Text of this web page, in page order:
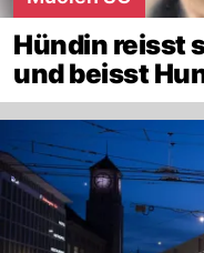
Hündin reisst
und beisst